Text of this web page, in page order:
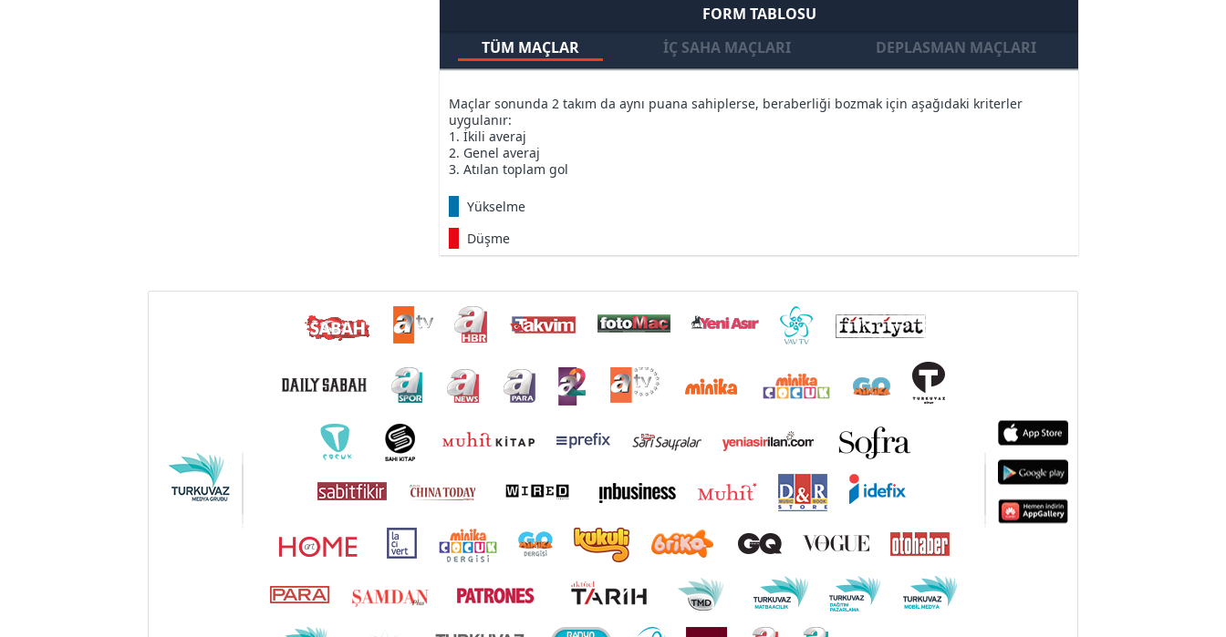
FORM TABLOSU
TÜM MAÇLAR
İÇ SAHA MAÇLARI DEPLASMAN MAÇLARI
Maçlar sonunda 2 takım da aynı puana sahiplerse, beraberliği bozmak için aşağıdaki kriterler
uygulanır:
1. İkili averaj
2. Genel averaj
3. Atılan toplam gol
Yükselme
Düşme